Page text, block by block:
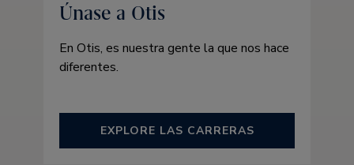
Únase a Otis
En Otis, es nuestra gente la que nos hace
diferentes.
EXPLORE LAS CARRERAS